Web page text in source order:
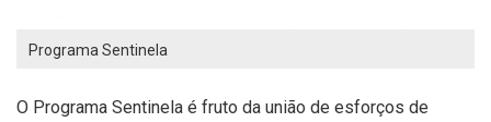
Programa Sentinela
O Programa Sentinela é fruto da união de esforços de